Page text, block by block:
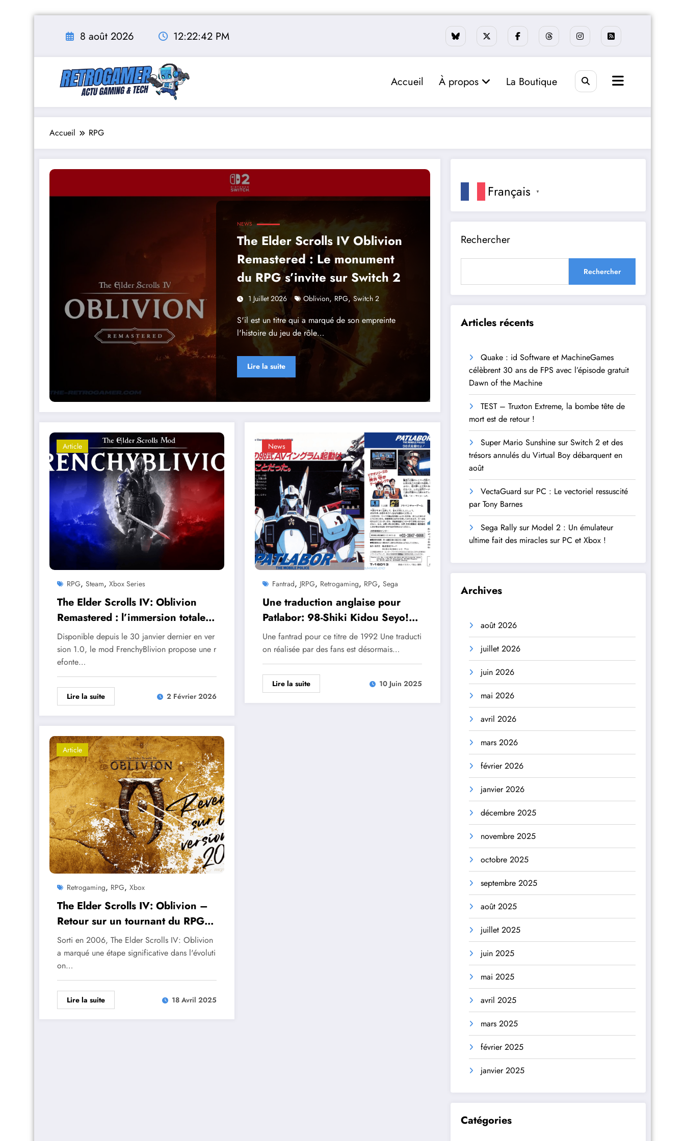
8 août 2026 12:22:43 PM
Accueil À propos La Boutique
Accueil RPG
NEWS
The Elder Scrolls IV Oblivion
Remastered : Le monument
du RPG s’invite sur Switch 2
1 Juillet 2026 Oblivion, RPG,Switch 2
S'il est un titre qui a marqué de son empreinte
l'histoire du jeu de rôle…
Lire la suite
Article
RPG, Steam, Xbox Series
The Elder Scrolls IV: Oblivion
Remastered : l’immersion totale
avec le projet FrenchyBlivion
Disponible depuis le 30 janvier dernier en ver
sion 1.0, le mod FrenchyBlivion propose une r
efonte…
Lire la suite 2 Février 2026
News
Fantrad, JRPG, Retrogaming, RPG,Sega
Une traduction anglaise pour
Patlabor: 98-Shiki Kidou Seyo!
est disponible
Une fantrad pour ce titre de 1992 Une traducti
on réalisée par des fans est désormais…
Lire la suite 10 Juin 2025
Article
Retrogaming, RPG, Xbox
The Elder Scrolls IV: Oblivion –
Retour sur un tournant du RPG
occidental
Sorti en 2006, The Elder Scrolls IV: Oblivion
a marqué une étape significative dans l'évoluti
on…
Lire la suite 18 Avril 2025
Français ▼
Rechercher
Rechercher
Articles récents
Quake : id Software et MachineGames
célèbrent 30 ans de FPS avec l’épisode gratuit
Dawn of the Machine
TEST – Truxton Extreme, la bombe tête de
mort est de retour !
Super Mario Sunshine sur Switch 2 et des
trésors annulés du Virtual Boy débarquent en
août
VectaGuard sur PC : Le vectoriel ressuscité
par Tony Barnes
Sega Rally sur Model 2 : Un émulateur
ultime fait des miracles sur PC et Xbox !
Archives
août 2026
juillet 2026
juin 2026
mai 2026
avril 2026
mars 2026
février 2026
janvier 2026
décembre 2025
novembre 2025
octobre 2025
septembre 2025
août 2025
juillet 2025
juin 2025
mai 2025
avril 2025
mars 2025
février 2025
janvier 2025
Catégories